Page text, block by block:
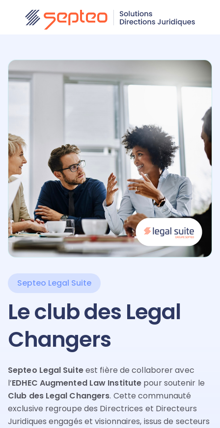
Septeo Legal Suite
Le club des Legal
Changers
Septeo Legal Suiteest fière de collaborer avec
l’EDHEC Augmented Law Institute pour soutenir le
Club des Legal Changers. Cette communauté
exclusive regroupe des Directrices et Directeurs
Juridiques engagés et visionnaires, issus de secteurs